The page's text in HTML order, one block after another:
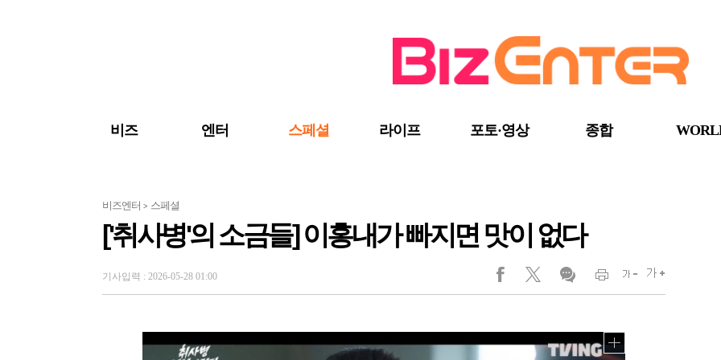
비즈 엔터 스페셜 라이프 포토·영상 종합
비즈엔터 > 스페셜
['취사병'의 소금들] 이홍내가 빠지면 맛이 없다
기사입력 : 2026-05-28 01:00